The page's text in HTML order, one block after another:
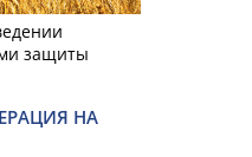
защиты
НА